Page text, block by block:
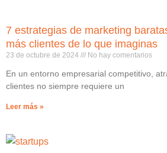
7 estrategias de marketing
más clientes de lo que imaginas
23 de octubre de 2024 No hay comentarios
En un entorno empresarial competitivo,
clientes no siempre requiere un
Leer más »